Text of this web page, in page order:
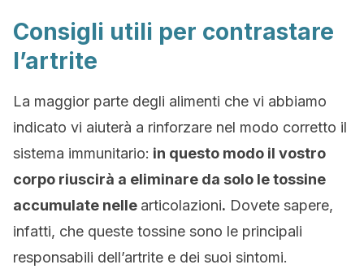
Consigli utili per contrastare
l’artrite
La maggior parte degli alimenti che vi abbiamo
indicato vi aiuterà a rinforzare nel modo corretto il
sistema immunitario: in questo modo il vostro
corpo riuscirà a eliminare da solo le tossine
accumulate nelle articolazioni. Dovete sapere,
infatti, che queste tossine sono le principali
responsabili dell’artrite e dei suoi sintomi.